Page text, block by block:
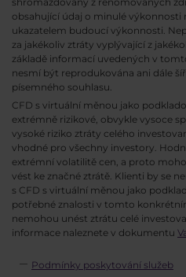
obsahující údaj o minulé výkonnosti
ukazatelem budoucí výkonnosti.
za jakékoliv ztráty vyplývající z
základě informací uvedených v
nesmí být reprodukována ani dále
písemného souhlasu.
CFD s virtuální měnou jako
extrémně rizikové, obvykle vysoce
vysoké riziko ztráty celého
vhodné pro všechny investory.
extrémní volatilitě cen, a proto
vést ke značné ztrátě. Klienti by se
s CFD s virtuální měnou jako
potřebné znalosti v tomto
nemohou unést ztrátu celé
informace naleznete v dokumentu
Podmínky poskytování služeb